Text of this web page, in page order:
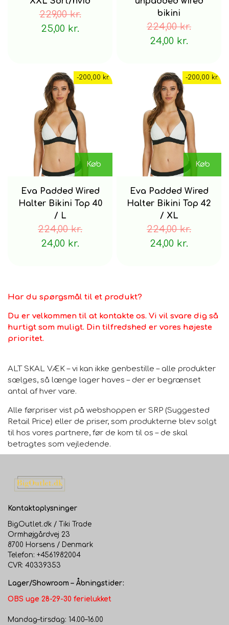
229,00 kr.
25,00 kr.
bikini
224,00 kr.
24,00 kr.
-200,00 kr.
Køb
Eva Padded Wired
Halter Bikini Top 40
/ L
224,00 kr.
24,00 kr.
-200,00 kr.
Køb
Eva Padded Wired
Halter Bikini Top 42
/ XL
224,00 kr.
24,00 kr.
Har du spørgsmål til et produkt?
Du er velkommen til at kontakte os. Vi vil svare dig så
hurtigt som muligt. Din tilfredshed er vores højeste
prioritet.
ALT SKAL VÆK – vi kan ikke genbestille – alle produkter
sælges, så længe lager haves – der er begrænset
antal af hver vare.
Alle førpriser vist på webshoppen er SRP (Suggested
Retail Price) eller de priser, som produkterne blev solgt
til hos vores partnere, før de kom til os – de skal
betragtes som vejledende.
Kontaktoplysninger
BigOutlet.dk / Tiki Trade
Ormhøjgårdvej 23
8700 Horsens / Denmark
Telefon: +4561982004
CVR: 40339353
Lager/Showroom – Åbningstider:
OBS uge 28-29-30 ferielukket
Mandag–tirsdag: 14.00–16.00